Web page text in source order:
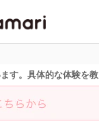
イト
す。具体的な体験を